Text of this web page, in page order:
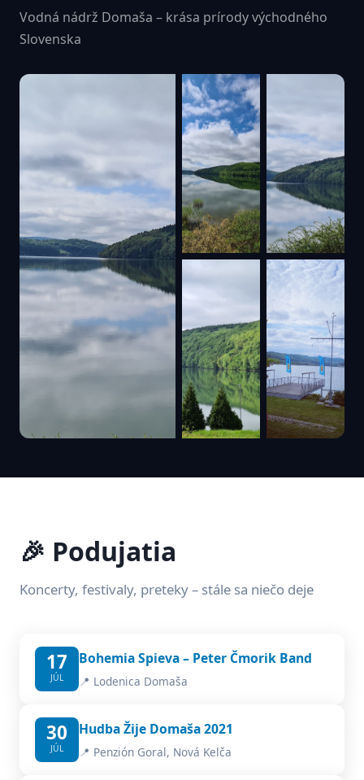
Vodná nádrž Domaša – krása prírody východného
Slovenska
🎉 Podujatia
Koncerty, festivaly, preteky – stále sa niečo deje
17
JÚL
Bohemia Spieva – Peter Čmorik Band
📍 Lodenica Domaša
30
JÚL
Hudba Žije Domaša 2021
📍 Penzión Goral, Nová Kelča